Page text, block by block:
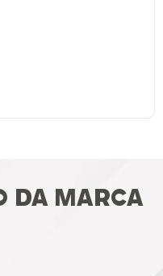
DA MARCA